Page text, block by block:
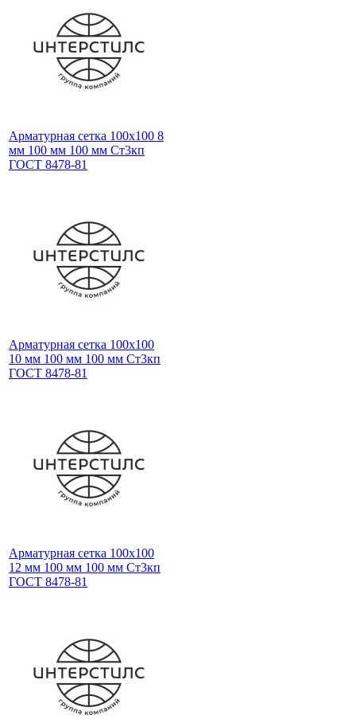
Арматурная сетка 100х100 8
мм 100 мм 100 мм Ст3кп
ГОСТ 8478-81
Арматурная сетка 100х100
10 мм 100 мм 100 мм Ст3кп
ГОСТ 8478-81
Арматурная сетка 100х100
12 мм 100 мм 100 мм Ст3кп
ГОСТ 8478-81